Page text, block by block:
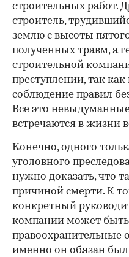
строительных работ.
строитель,
землю с высоты
полученных травм, а
строительной
преступлении, так
соблюдение правил
Все это
встречаются в жизни
Конечно, одного
уголовного
нужно доказать, что
причиной смерти. К
конкретный
компании может быть
правоохранительные
именно он обязан